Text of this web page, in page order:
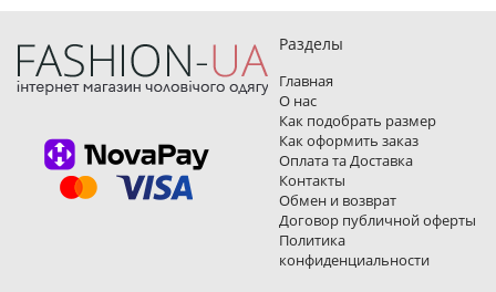
Разделы
Главная
О нас
Как подобрать размер
Как оформить заказ
Оплата та Доставка
Контакты
Обмен и возврат
Договор публичной оферты
Политика
конфиденциальности